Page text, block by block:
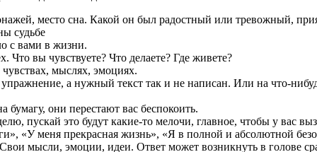
место сна. Какой он был радостный или тревожный,
судьбе
с вами в жизни.
Что вы чувствуете? Что делаете? Где живете?
мыслях, эмоциях.
а нужный текст так и не написан. Или на что-
они перестают вас беспокоить.
пускай это будут какие-то мелочи, главное, чтобы у вас
«У меня прекрасная жизнь», «Я в полной и абсолютной
мысли, эмоции, идеи. Ответ может возникнуть в голове